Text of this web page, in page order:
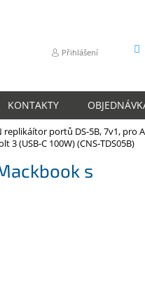
Přihlášení
KONTAKTY
replikáítor portů DS-5B, 7v1, pro
3 (USB-C 100W) (CNS-TDS05B)
s